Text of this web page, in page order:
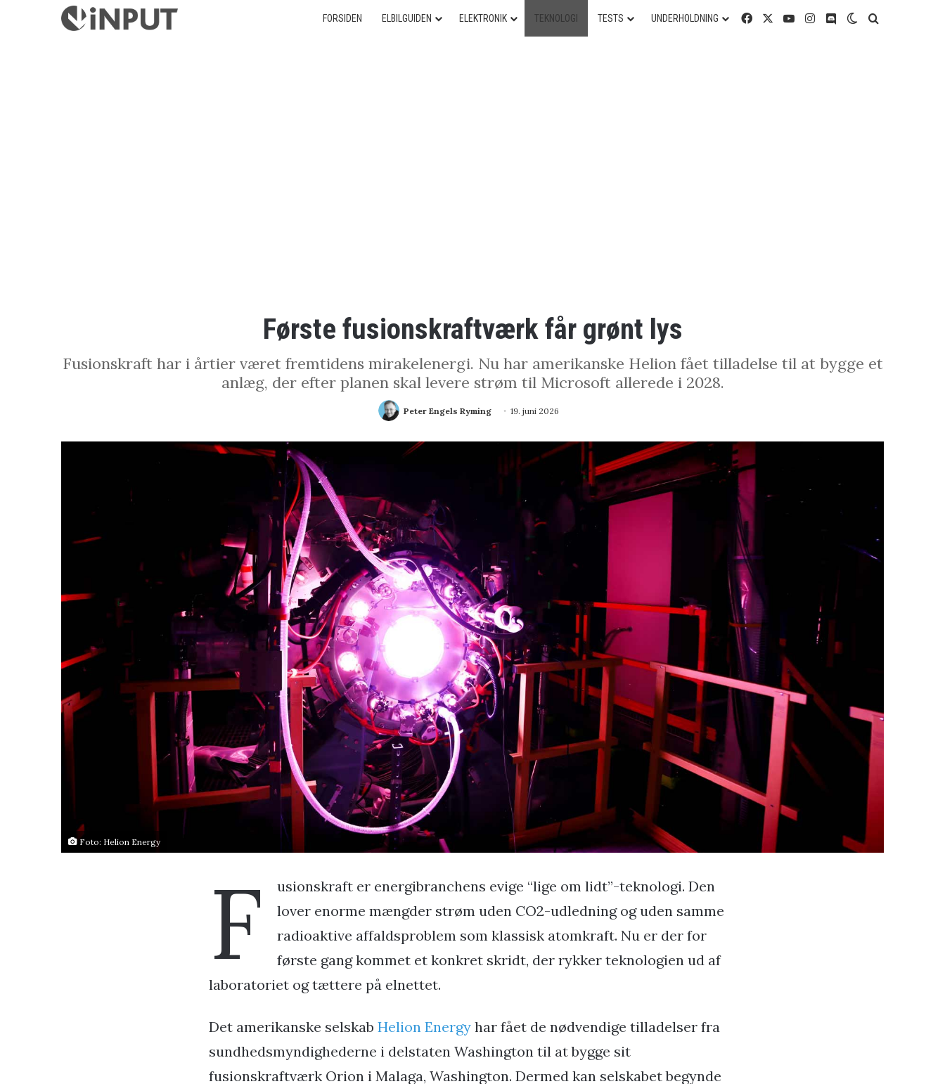
FORSIDEN ELBILGUIDEN ELEKTRONIK TEKNOLOGI TESTS UNDERHOLDNING FacebookYouTubeInstagram
DiscordSwitch skin
Første fusionskraftværk får grønt lys
Fusionskraft har i årtier været fremtidens mirakelenergi. Nu har amerikanske Helion fået tilladelse til at bygge et
anlæg, der efter planen skal levere strøm til Microsoft allerede i 2028.
Peter Engels Ryming 19. juni 2026
Foto: Helion Energy
F
usionskraft er energibranchens evige “lige om lidt”-teknologi. Den
lover enorme mængder strøm uden CO2-udledning og uden samme
radioaktive affaldsproblem som klassisk atomkraft. Nu er der for
første gang kommet et konkret skridt, der rykker teknologien ud af
laboratoriet og tættere på elnettet.
Det amerikanske selskab Helion Energy har fået de nødvendige tilladelser fra
sundhedsmyndighederne i delstaten Washington til at bygge sit
fusionskraftværk Orion i Malaga, Washington. Dermed kan selskabet begynde